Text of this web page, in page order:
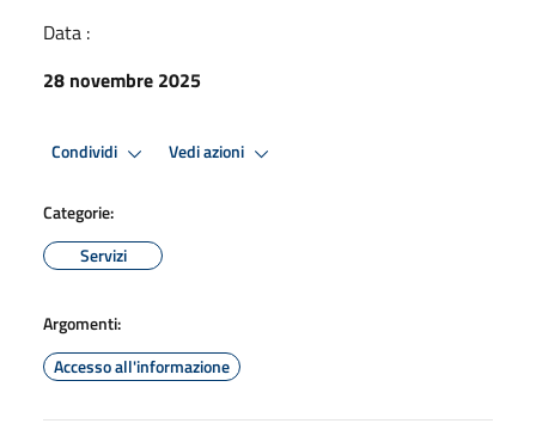
Data :
28 novembre 2025
Condividi Vedi azioni
Categorie:
Servizi
Argomenti:
Accesso all'informazione